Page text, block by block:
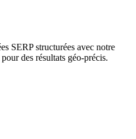
SERP structurées avec notre
des résultats géo-précis.